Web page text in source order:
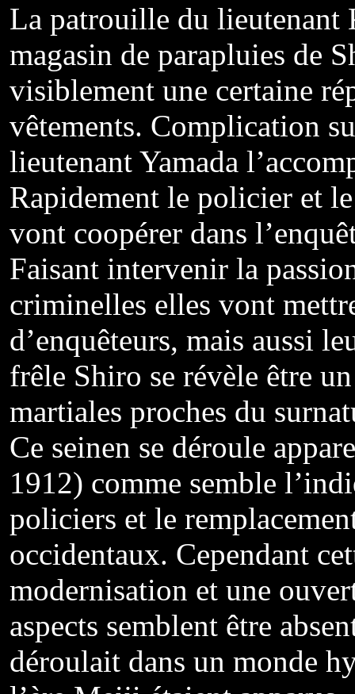
La patrouille du lieutenant
magasin de parapluies de
visiblement une certaine
vêtements. Complication
lieutenant Yamada
Rapidement le policier et
vont coopérer dans
Faisant intervenir la
criminelles elles vont
d’enquêteurs, mais aussi
frêle Shiro se révèle être
martiales proches du
Ce seinen se déroule
1912) comme semble
policiers et le
occidentaux. Cependant
modernisation et une
aspects semblent être
déroulait dans un monde